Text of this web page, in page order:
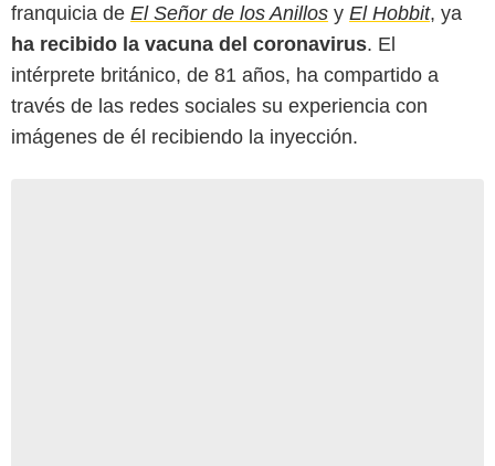
franquicia de El Señor de los Anillos y El Hobbit, ya
ha recibido la vacuna del coronavirus. El
intérprete británico, de 81 años, ha compartido a
través de las redes sociales su experiencia con
imágenes de él recibiendo la inyección.